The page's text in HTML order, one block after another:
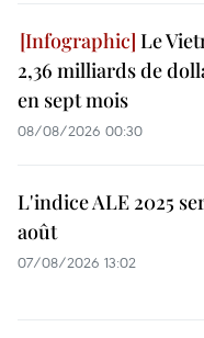
Le
2,36 milliards de
en sept mois
08/08/2026 00:30
L'indice ALE 2025
août
07/08/2026 13:02